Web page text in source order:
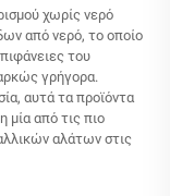
χωρίς νερό
από νερό, το οποίο
του
γρήγορα.
αυτά τα προϊόντα
από τις πιο
αλάτων στις